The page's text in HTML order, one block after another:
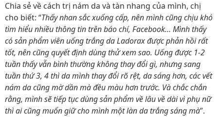
Chia sẻ về cách trị nám da và tàn nhang của mình, chị
cho biết: “Thấy nhan sắc xuống cấp, nên mình cũng chịu khó
tìm hiểu nhiều thông tin trên báo chí, Facebook… Mình thấy
có sản phẩm viên uống trắng da Ladorax được phản hồi rất
tốt, nên cũng quyết định dùng thử xem sao. Uống được 1-2
tuần thấy vẫn bình thường không thay đổi gì, nhưng sang
tuần thứ 3, 4 thì da mình thay đổi rõ rệt, da sáng hơn, các vết
nám da cũng mờ dần mà đều màu hơn trước. Và chắc chắn
rằng, mình sẽ tiếp tục dùng sản phẩm về lâu về dài vì phụ nữ
thì ai cũng muốn giữ cho mình một làn da trắng sáng mà”.